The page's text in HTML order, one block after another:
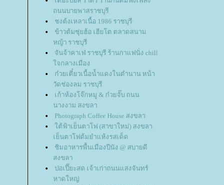
ถนนบายพาสราชบุรี
ชงต้งเหลาเนื้อ 1986 ราชบุรี
ข้าวต้มซุ่ยฮ้อ เฮียโต ตลาดสนาม
หญ้า ราชบุรี
จันจ้าคาเฟ่ ราชบุรี ร้านกาแฟนั่ง chill
จกลางเมือง
ก๋วยเตี๋ยวเนื้อน้ำแดงในตำนาน หน้า
วัดช่องลม ราชบุรี
เก้าห้องโจ๊กหมู & ก๋วยจั๊บ ถนน
นางงาม สงขลา
Photograph Coffee House สงขลา
ต้ฟ้าเย็นตาโฟ (สาขาใหม่) สงขลา
เย็นตาโฟต้มยำแห้งรสเด็ด
ชิมอาหารพื้นเมืองปีนัง @ สบายดี
สงขลา
ปอเปี๊ยะสด เจ้าเก่าถนนแสงจันทร์
หาดใหญ่